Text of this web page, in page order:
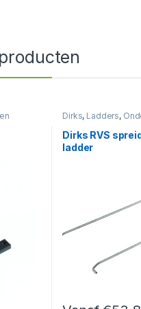
Dirks, Ladders,
Dirks RVS
ladder